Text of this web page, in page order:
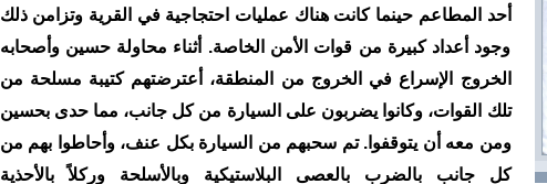
أحد المطاعم حينما كانت هناك عمليات احتجاجية في القرية وتزامن ذلك
وجود أعداد كبيرة من قوات الأمن الخاصة. أثناء محاولة حسين وأصحابه
الخروج الإسراع في الخروج من المنطقة، أعترضتهم كتيبة مسلحة من
تلك القوات، وكانوا يضربون على السيارة من كل جانب، مما حدى بحسين
ومن معه أن يتوقفوا. تم سحبهم من السيارة بكل عنف، وأحاطوا بهم من
كل جانب بالضرب بالعصى البلاستيكية وبالأسلحة وركلاً بالأحذية